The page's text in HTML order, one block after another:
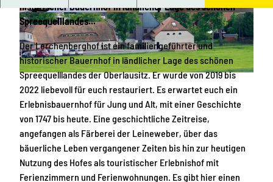
H
o
f
f
e
r
n
K
ü
c
h
e
i
n
d
e
n
F
F
e
r
i
e
n
w
o
h
n
u
historischer Bauernhof in ländlicher Lage des schönen
Spreequelllandes...
Der Lerchenberghof ist ein familiengeführter und
historischer Bauernhof in ländlicher Lage des schönen
Spreequelllandes der Oberlausitz. Er wurde von 2019 bis
2022 liebevoll für euch restauriert. Es erwartet euch ein
Erlebnisbauernhof für Jung und Alt, mit einer Geschichte
von 1747 bis heute. Eine geschichtliche Zeitreise,
angefangen als Färberei der Leineweber, über das
bäuerliche Leben vergangener Zeiten bis hin zur heutigen
Nutzung des Hofes als touristischer Erlebnishof mit
Ferienzimmern und Ferienwohnungen. Es gibt hier einen